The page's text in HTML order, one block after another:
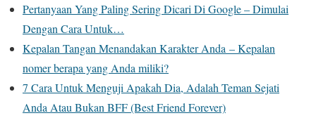
Pertanyaan Yang Paling Sering Dicari Di Google – Dimulai
Dengan Cara Untuk…
Kepalan Tangan Menandakan Karakter Anda – Kepalan
nomer berapa yang Anda miliki?
7 Cara Untuk Menguji Apakah Dia, Adalah Teman Sejati
Anda Atau Bukan BFF (Best Friend Forever)